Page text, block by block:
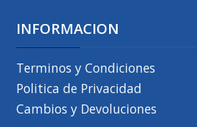
INFORMACION
Terminos y Condiciones
Politica de Privacidad
Cambios y Devoluciones